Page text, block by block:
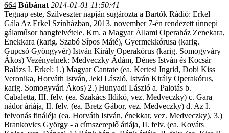
664 Búbánat 2014-01-01 11:50:41
Tegnap este, Szilveszter napján sugározta a Bartók Rádió: Erkel
Gála Az Erkel Színházban, 2013. november 7-én rendezett ünnepi
gálaműsor hangfelvétele. Km. a Magyar Állami Operaház Zenekara,
Énekkara (karig. Szabó Sípos Máté), Gyermekkórusa (karig.
Gupcsó Gyöngyvér) István Király Operakórus (karig. Somogyváry
Ákos) Vezényelnek: Medveczky Ádám, Dénes István és Kocsár
Balázs I. Erkel: 1.) Magyar Cantate (ea. Kertesi Ingrid, Dobi Kiss
Veronika, Horváth István, Jekl László, István Király Operakórus,
karig. Somogyvári Ákos) 2.) Hunyadi László a. Palotás b.
Cabaletta, III. felv. (ea. Szakács Ildikó, vez. Medveczky) c. Gara
nádor áriája, II. felv. (ea. Bretz Gábor, vez. Medveczky) d. Az I.
felvonás fináléja (ea. Horváth István, énekkar, vez. Medveczky), 3.)
Brankovics György - a címszereplő áriája, II. felv. (ea. Kováts